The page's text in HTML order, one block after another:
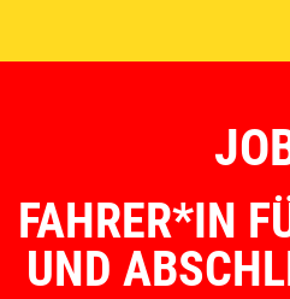
FAHRER*IN
UND